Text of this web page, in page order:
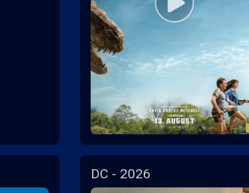
DC - 2026